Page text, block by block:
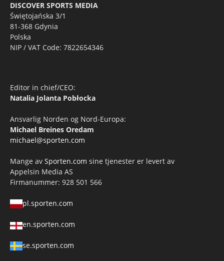
DISCOVER SPORTS MEDIA
Świętojańska 3/1
81-368 Gdynia
Polska
NIP / VAT Code: 7822654346
Editor in chief/CEO:
Natalia Jolanta Pobłocka
Ansvarlig Norden og Nord-Europa:
Michael Breines Oredam
michael@sporten.com
Mange av Sporten.com sine tjenester er levert av
Appelsin Media AS
Firmanummer: 928 501 566
pl.sporten.com
en.sporten.com
se.sporten.com